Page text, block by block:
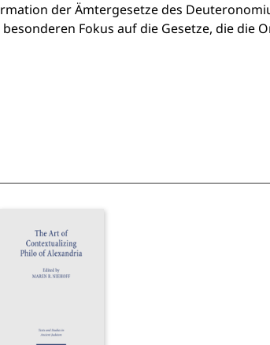
der Ämtergesetze des
Fokus auf die Gesetze, die die